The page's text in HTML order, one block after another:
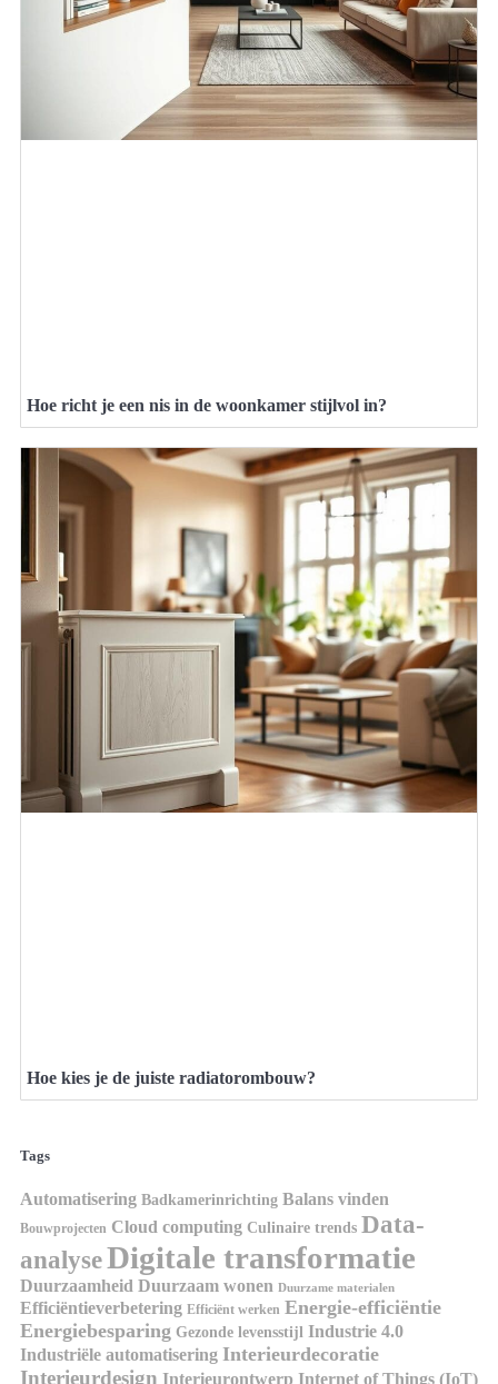
Hoe richt je een nis in de woonkamer stijlvol in?
Hoe kies je de juiste radiatorombouw?
Tags
Automatisering Badkamerinrichting Balans vinden
Bouwprojecten Cloud computing Culinaire trends Data-
analyseDigitale transformatie
Duurzaamheid Duurzaam wonen Duurzame materialen
Efficiëntieverbetering Efficiënt werken Energie-efficiëntie
Energiebesparing Gezonde levensstijl Industrie 4.0
Industriële automatisering Interieurdecoratie
Interieurdesign Interieurontwerp Internet of Things (IoT)